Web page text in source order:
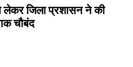
जिला प्रशासन ने की
चौबंद